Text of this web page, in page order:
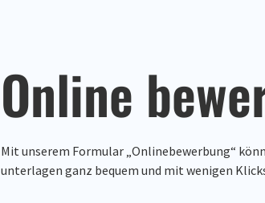
Online
Mit unserem Formular „Onlinebewerbung“
unterlagen ganz bequem und mit wenigen